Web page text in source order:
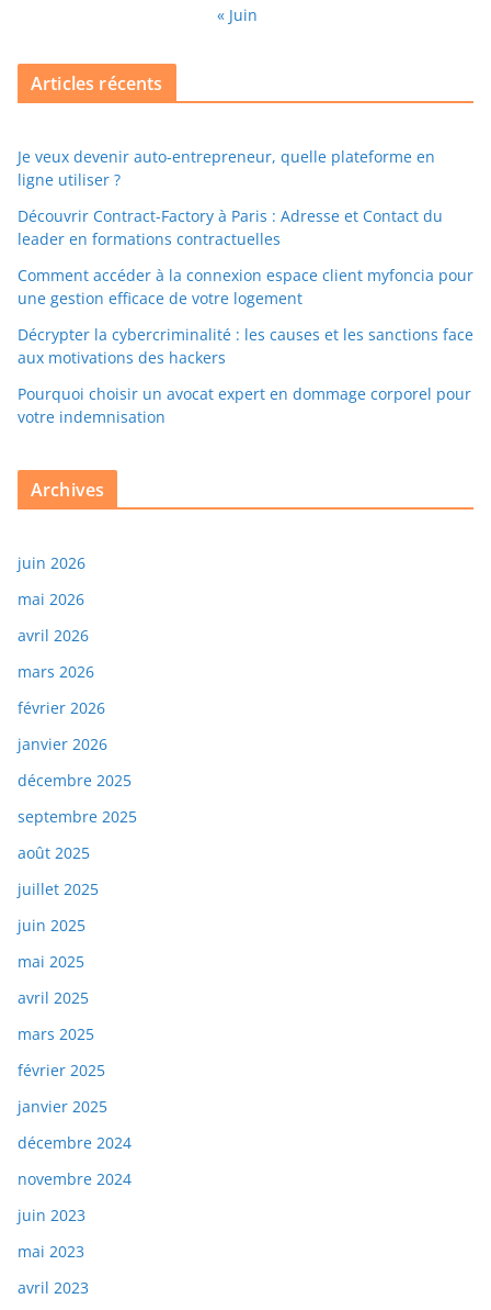
« Juin
Articles récents
Je veux devenir auto-entrepreneur, quelle plateforme en
ligne utiliser ?
Découvrir Contract-Factory à Paris : Adresse et Contact du
leader en formations contractuelles
Comment accéder à la connexion espace client myfoncia pour
une gestion efficace de votre logement
Décrypter la cybercriminalité : les causes et les sanctions face
aux motivations des hackers
Pourquoi choisir un avocat expert en dommage corporel pour
votre indemnisation
Archives
juin 2026
mai 2026
avril 2026
mars 2026
février 2026
janvier 2026
décembre 2025
septembre 2025
août 2025
juillet 2025
juin 2025
mai 2025
avril 2025
mars 2025
février 2025
janvier 2025
décembre 2024
novembre 2024
juin 2023
mai 2023
avril 2023